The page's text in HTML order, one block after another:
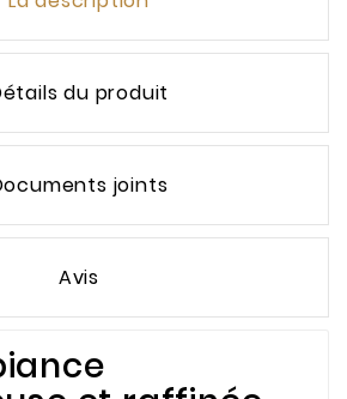
du produit
joints
Avis